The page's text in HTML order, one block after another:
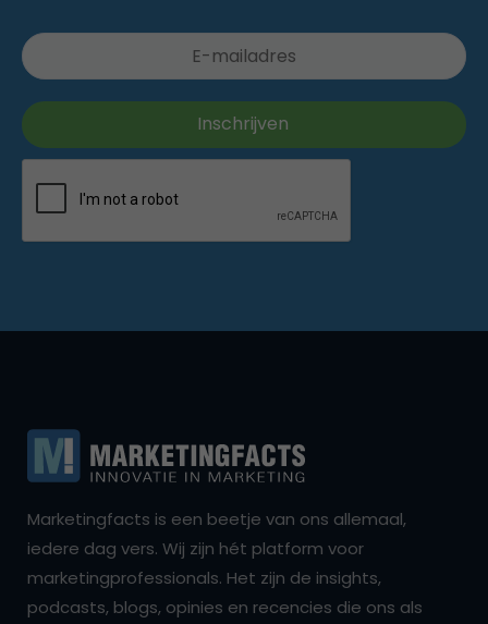
Marketingfacts is een beetje van ons allemaal,
iedere dag vers. Wij zijn hét platform voor
marketingprofessionals. Het zijn de insights,
podcasts, blogs, opinies en recencies die ons als